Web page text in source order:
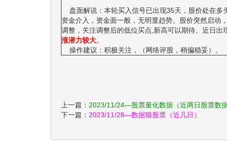
盘面解说：本轮买入信号已出现35天，股价处在多
资金介入，资金面一般，无明显趋势。股价突然启动
调整，关注调整后的低位买点,新高可以期待。近日
涨潜力较大。
操作建议：积极关注，（网络评股，稍偏稳妥）。
上一篇： 2023/11/24—股票量化数据（近两日股票数据
下一篇： 2023/11/28—数据猫股票（近几日）